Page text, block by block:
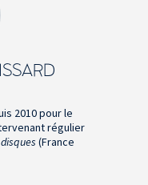
2010 pour le
régulier
(France